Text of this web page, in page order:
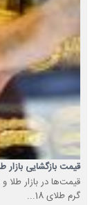
قیمت بازگشایی بازار طلا و سکه
قیمت‌ها در بازار
گرم ‌طلای 18...